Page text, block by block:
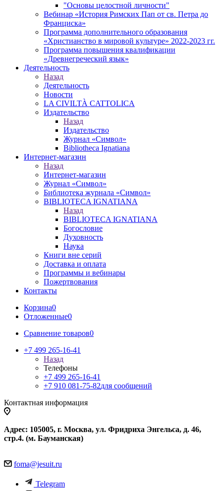
"Основы целостной личности"
Вебинар «История Римских Пап от св. Петра до
Франциска»
Программа дополнительного образования
«Христианство в мировой культуре» 2022-2023 гг.
Программа повышения квалификации
«Древнегреческий язык»
Деятельность
Назад
Деятельность
Новости
LA CIVILTÀ CATTOLICA
Издательство
Назад
Издательство
Журнал «Символ»
Bibliotheca Ignatiana
Интернет-магазин
Назад
Интернет-магазин
Журнал «Символ»
Библиотека журнала «Символ»
BIBLIOTECA IGNATIANA
Назад
BIBLIOTECA IGNATIANA
Богословие
Духовность
Наука
Книги вне серий
Доставка и оплата
Программы и вебинары
Пожертвования
Контакты
Корзина0
Отложенные0
Сравнение товаров0
+7 499 265-16-41
Назад
Телефоны
+7 499 265-16-41
+7 910 081-75-82для сообщений
Контактная информация
Адрес: 105005, г. Москва, ул. Фридриха Энгельса, д. 46,
стр.4. (м. Бауманская)
foma@jesuit.ru
Telegram